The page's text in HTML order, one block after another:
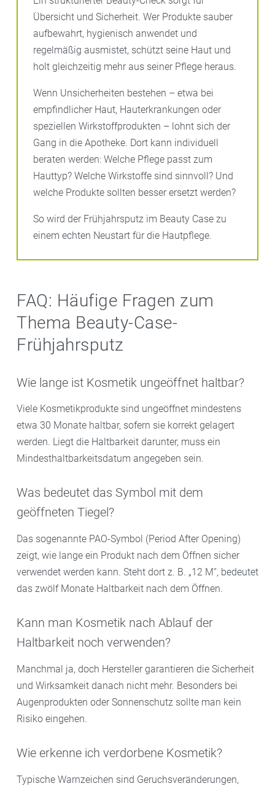
Übersicht und Sicherheit. Wer Produkte sauber
aufbewahrt, hygienisch anwendet und
regelmäßig ausmistet, schützt seine Haut und
holt gleichzeitig mehr aus seiner Pflege heraus.
Wenn Unsicherheiten bestehen – etwa bei
empfindlicher Haut, Hauterkrankungen oder
speziellen Wirkstoffprodukten – lohnt sich der
Gang in die Apotheke. Dort kann individuell
beraten werden: Welche Pflege passt zum
Hauttyp? Welche Wirkstoffe sind sinnvoll? Und
welche Produkte sollten besser ersetzt werden?
So wird der Frühjahrsputz im Beauty Case zu
einem echten Neustart für die Hautpflege.
FAQ: Häufige Fragen zum
Thema Beauty-Case-
Frühjahrsputz
Wie lange ist Kosmetik ungeöffnet haltbar?
Viele Kosmetikprodukte sind ungeöffnet mindestens
etwa 30 Monate haltbar, sofern sie korrekt gelagert
werden. Liegt die Haltbarkeit darunter, muss ein
Mindesthaltbarkeitsdatum angegeben sein.
Was bedeutet das Symbol mit dem
geöffneten Tiegel?
Das sogenannte PAO-Symbol (Period After Opening)
zeigt, wie lange ein Produkt nach dem Öffnen sicher
verwendet werden kann. Steht dort z. B. „12 M“, bedeutet
das zwölf Monate Haltbarkeit nach dem Öffnen.
Kann man Kosmetik nach Ablauf der
Haltbarkeit noch verwenden?
Manchmal ja, doch Hersteller garantieren die Sicherheit
und Wirksamkeit danach nicht mehr. Besonders bei
Augenprodukten oder Sonnenschutz sollte man kein
Risiko eingehen.
Wie erkenne ich verdorbene Kosmetik?
Typische Warnzeichen sind Geruchsveränderungen,